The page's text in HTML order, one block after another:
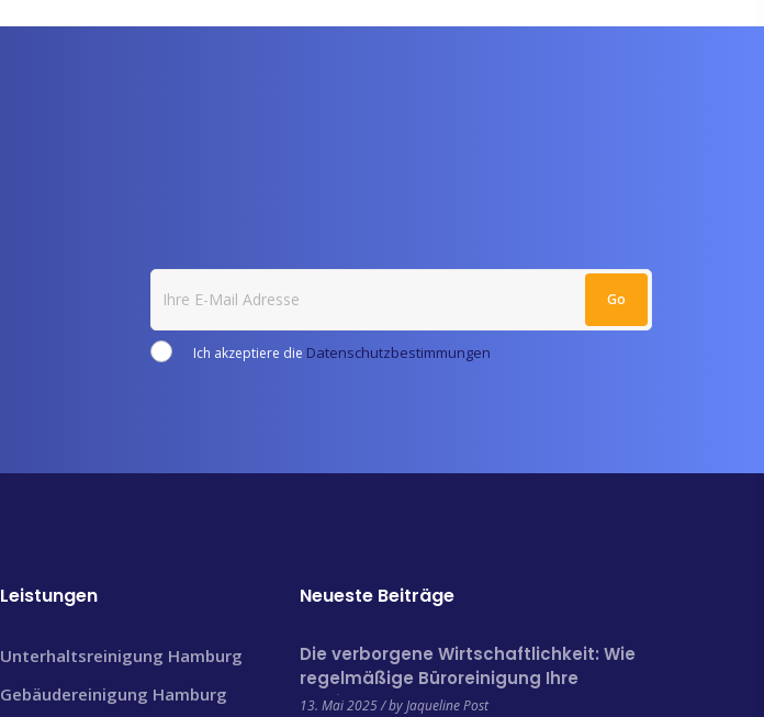
Ich akzeptiere die Datenschutzbestimmungen
Leistungen
Unterhaltsreinigung Hamburg
Gebäudereinigung Hamburg
Neueste Beiträge
Die verborgene Wirtschaftlichkeit: Wie
regelmäßige Büroreinigung Ihre
Betriebskosten senken kann
13. Mai 2025 / by Jaqueline Post